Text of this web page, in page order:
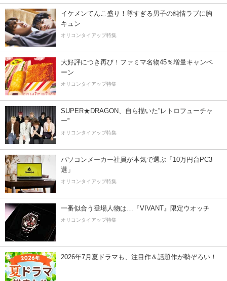
イケメンてんこ盛り！尊すぎる男子の純情ラブに胸
キュン
オリコンタイアップ特集
大好評につき再び！ファミマ名物45％増量キャンペ
ーン
オリコンタイアップ特集
SUPER★DRAGON、自ら描いた”レトロフューチャ
ー”
オリコンタイアップ特集
パソコンメーカー社員が本気で選ぶ「10万円台PC3
選」
オリコンタイアップ特集
一番似合う登場人物は…『VIVANT』限定ウオッチ
オリコンタイアップ特集
2026年7月夏ドラマも、注目作＆話題作が勢ぞろい！